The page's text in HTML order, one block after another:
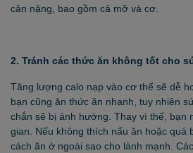
cân nặng, bao gồm cả mỡ và cơ.
2. Tránh các thức ăn không tốt cho
Tăng lượng calo nạp vào cơ thể sẽ dễ
bạn cũng ăn thức ăn nhanh, tuy nhiên
chắn sẽ bị ảnh hưởng. Thay vì thế, bạn
gian. Nếu không thích nấu ăn hoặc quá
cách ăn ở ngoài sao cho lành mạnh.